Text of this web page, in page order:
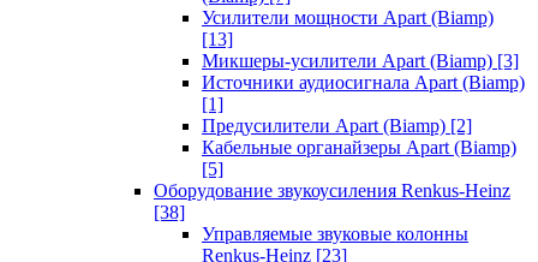
Усилители мощности Apart (Biamp)
[13]
Микшеры-усилители Apart (Biamp) [3]
Источники аудиосигнала Apart (Biamp)
[1]
Предусилители Apart (Biamp) [2]
Кабельные органайзеры Apart (Biamp)
[5]
Оборудование звукоусиления Renkus-Heinz
[38]
Управляемые звуковые колонны
Renkus-Heinz [23]